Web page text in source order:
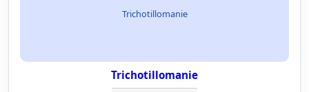
Trichotillomanie
Trichotillomanie